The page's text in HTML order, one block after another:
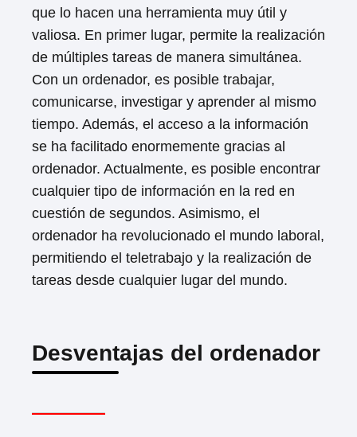
que lo hacen una herramienta muy útil y
valiosa. En primer lugar, permite la realización
de múltiples tareas de manera simultánea.
Con un ordenador, es posible trabajar,
comunicarse, investigar y aprender al mismo
tiempo. Además, el acceso a la información
se ha facilitado enormemente gracias al
ordenador. Actualmente, es posible encontrar
cualquier tipo de información en la red en
cuestión de segundos. Asimismo, el
ordenador ha revolucionado el mundo laboral,
permitiendo el teletrabajo y la realización de
tareas desde cualquier lugar del mundo.
Desventajas del ordenador